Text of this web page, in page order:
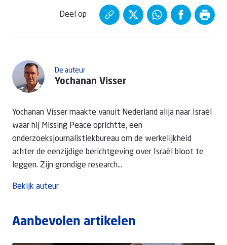
De auteur
Yochanan Visser
Yochanan Visser maakte vanuit Nederland alija naar Israël
waar hij Missing Peace oprichtte, een
onderzoeksjournalistiekbureau om de werkelijkheid
achter de eenzijdige berichtgeving over Israël bloot te
leggen. Zijn grondige research...
Bekijk auteur
Deel op
Aanbevolen artikelen